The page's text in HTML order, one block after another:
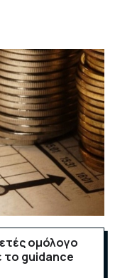
ομόλογο
το guidance